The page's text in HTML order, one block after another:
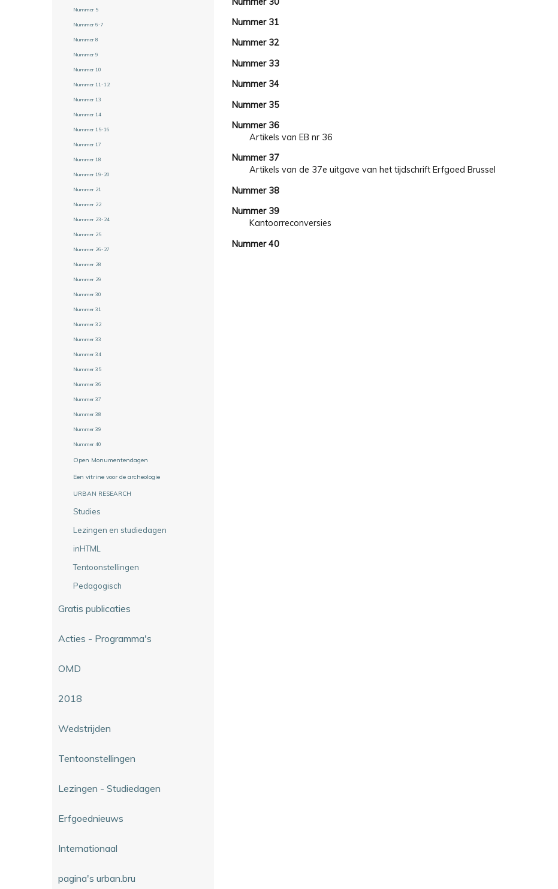
Nummer 5
Nummer 6-7
Nummer 8
Nummer 9
Nummer 10
Nummer 11-12
Nummer 13
Nummer 14
Nummer 15-16
Nummer 17
Nummer 18
Nummer 19-20
Nummer 21
Nummer 22
Nummer 23-24
Nummer 25
Nummer 26-27
Nummer 28
Nummer 29
Nummer 30
Nummer 31
Nummer 32
Nummer 33
Nummer 34
Nummer 35
Nummer 36
Nummer 37
Nummer 38
Nummer 39
Nummer 40
Open Monumentendagen
Een vitrine voor de archeologie
URBAN RESEARCH
Studies
Lezingen en studiedagen
inHTML
Tentoonstellingen
Pedagogisch
Gratis publicaties
Acties - Programma's
OMD
2018
Wedstrijden
Tentoonstellingen
Lezingen - Studiedagen
Erfgoednieuws
Internationaal
pagina's urban.bru
Nummer 31
Nummer 32
Nummer 33
Nummer 34
Nummer 35
Nummer 36
Artikels van EB nr 36
Nummer 37
Artikels van de 37e uitgave van het tijdschrift Erfgoed Brussel
Nummer 38
Nummer 39
Kantoorreconversies
Nummer 40